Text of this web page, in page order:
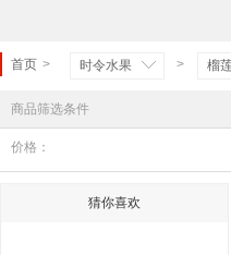
首页 > 时令水果 > 榴
商品筛选条件
价格：
猜你喜欢